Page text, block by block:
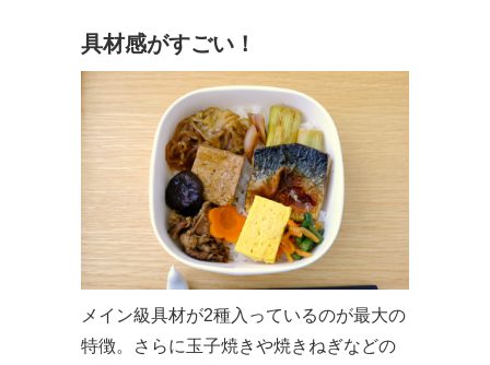
具材感がすごい！
メイン級具材が2種入っているのが最大の
特徴。さらに玉子焼きや焼きねぎなどの